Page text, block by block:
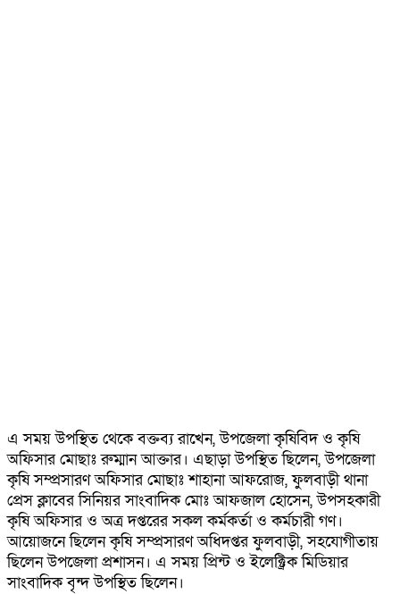
এ সময় উপস্থিত থেকে বক্তব্য রাখেন, উপজেলা কৃষিবিদ ও কৃষি
অফিসার মোছাঃ রুম্মান আক্তার। এছাড়া উপস্থিত ছিলেন, উপজেলা
কৃষি সম্প্রসারণ অফিসার মোছাঃ শাহানা আফরোজ, ফুলবাড়ী থানা
প্রেস ক্লাবের সিনিয়র সাংবাদিক মোঃ আফজাল হোসেন, উপসহকারী
কৃষি অফিসার ও অত্র দপ্তরের সকল কর্মকর্তা ও কর্মচারী গণ।
আয়োজনে ছিলেন কৃষি সম্প্রসারণ অধিদপ্তর ফুলবাড়ী, সহযোগীতায়
ছিলেন উপজেলা প্রশাসন। এ সময় প্রিন্ট ও ইলেক্ট্রিক মিডিয়ার
সাংবাদিক বৃন্দ উপস্থিত ছিলেন।